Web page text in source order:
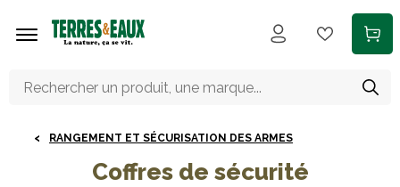
RANGEMENT ET SÉCURISATION DES ARMES
Coffres de sécurité